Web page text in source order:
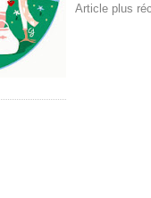
Article plus